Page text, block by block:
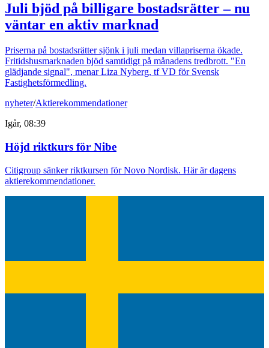
Juli bjöd på billigare bostadsrätter – nu
väntar en aktiv marknad
Priserna på bostadsrätter sjönk i juli medan villapriserna ökade.
Fritidshusmarknaden bjöd samtidigt på månadens tredbrott. "En
glädjande signal", menar Liza Nyberg, tf VD för Svensk
Fastighetsförmedling.
nyheter/Aktierekommendationer
Igår, 08:39
Höjd riktkurs för Nibe
Citigroup sänker riktkursen för Novo Nordisk. Här är dagens
aktierekommendationer.